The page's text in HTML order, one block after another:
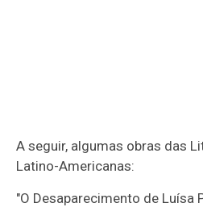
A seguir, algumas obras das
Latino-Americanas:
"O Desaparecimento de Luísa